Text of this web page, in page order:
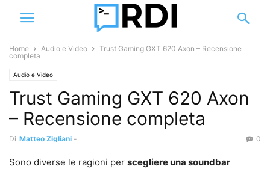
Home Audio e Video
Trust Gaming GXT 620 Axon – Recensione
completa
Audio e Video
Trust Gaming GXT 620 Axon
– Recensione completa
Di Matteo Zigliani - 0
Sono diverse le ragioni per scegliere una soundbar